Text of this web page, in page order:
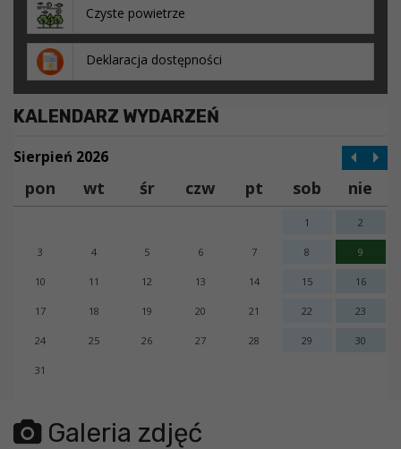
Czyste powietrze
Deklaracja dostępności
KALENDARZ WYDARZEŃ
Sierpień 2026
pon wt śr czw pt sob nie
1 2
3 4 5 6 7 8 9
10 11 12 13 14 15 16
17 18 19 20 21 22 23
24 25 26 27 28 29 30
31
error getting json:
Galeria zdjęć